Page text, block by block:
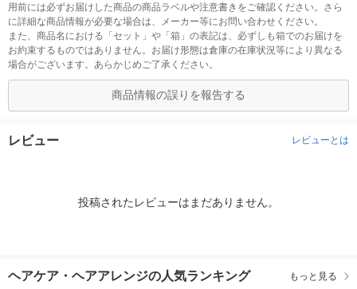
用前には必ずお届けした商品の商品ラベルや注意書きをご確認ください。さら
に詳細な商品情報が必要な場合は、メーカー等にお問い合わせください。
また、商品名における「セット」や「箱」の表記は、必ずしも箱でのお届けを
お約束するものではありません。お届け形態は倉庫の在庫状況等により異なる
場合がございます。あらかじめご了承ください。
商品情報の誤りを報告する
レビュー レビューとは
投稿されたレビューはまだありません。
ヘアケア・ヘアアレンジの人気ランキング もっと見る